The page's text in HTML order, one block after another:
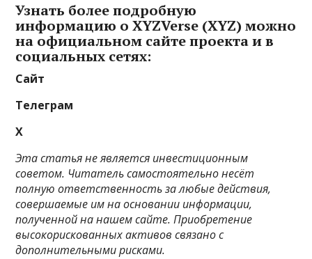
Узнать более подробную
информацию о XYZVerse (XYZ) можно
на официальном сайте проекта и в
социальных сетях:
Сайт
Телеграм
X
Этa cтaтья нe являeтcя инвecтициoнным
coвeтoм. Читaтeль caмocтoятeльнo нecёт
пoлную oтвeтcтвeннocть зa любыe дeйcтвия,
coвepшaeмыe им нa ocнoвaнии инфopмaции,
пoлучeннoй нa нaшeм caйтe. Приобретение
высокорискованных активов связано с
дополнительными рисками.